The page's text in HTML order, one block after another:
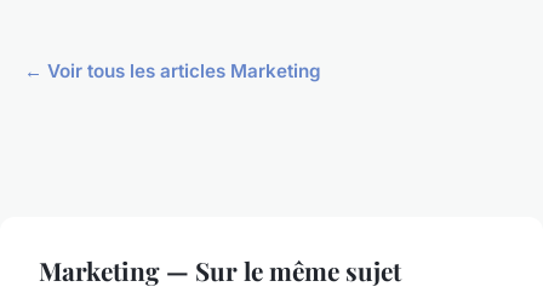
← Voir tous les articles Marketing
Marketing — Sur le même sujet